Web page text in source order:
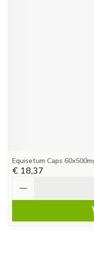
Equisetum Caps
€ 18,37